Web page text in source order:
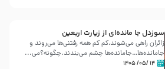
سوزدل جا مانده‌ای از زیارت اربعین
زائران راهی می‌شوند،کم‌ کم همه رفتنی‌ها می‌روند و
جامانده‌ها…جامانده‌ها چشم می‌بندند.چگونه؟می‌...
۱۴ /۰۵/ ۱۴۰۵